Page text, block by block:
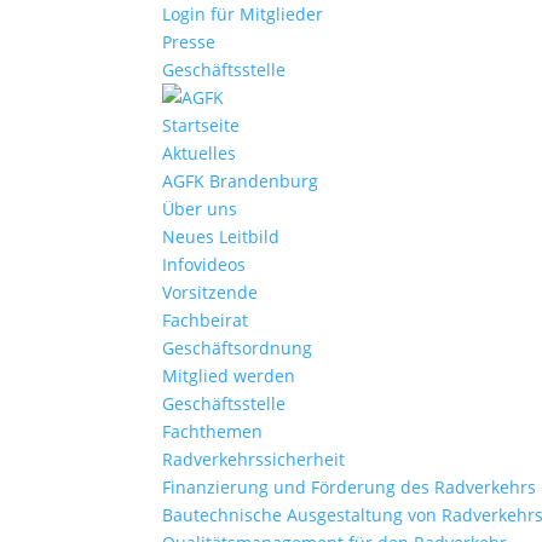
Login für Mitglieder
Presse
Geschäftsstelle
Startseite
Aktuelles
AGFK Brandenburg
Über uns
Neues Leitbild
Infovideos
Vorsitzende
Fachbeirat
Geschäftsordnung
Mitglied werden
Geschäftsstelle
Fachthemen
Radverkehrssicherheit
Finanzierung und Förderung des Radverkehrs
Bautechnische Ausgestaltung von